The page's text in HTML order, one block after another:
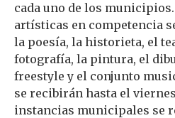
cada uno de los
artísticas en competencia
la poesía, la historieta, el
fotografía, la pintura, el
freestyle y el conjunto
se recibirán hasta el
instancias municipales se